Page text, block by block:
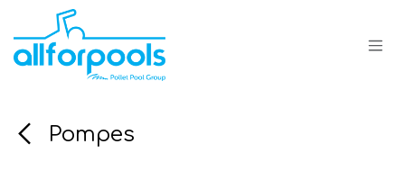
Se rendre au contenu
Pompes